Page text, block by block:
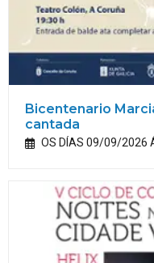
Bicentenario
cantada
OS DÍAS 09/09/2026